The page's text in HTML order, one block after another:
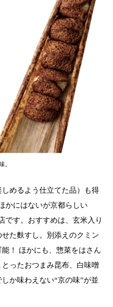
。
めるよう仕立てた品）も得
かにはないが京都らしい
です。おすすめは、玄米入り
た麩すし。別添えのクミン
！ ほかにも、惣菜をはさん
ったおつまみ昆布、白味噌
か味わえない“京の味”が並